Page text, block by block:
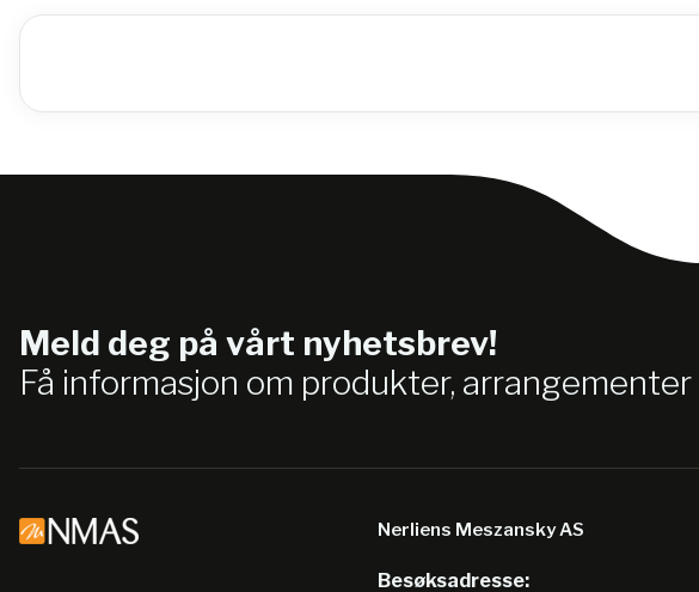
Meld deg på vårt nyhetsbrev!
Få informasjon om produkter, arrangementer
Nerliens Meszansky AS
Besøksadresse: